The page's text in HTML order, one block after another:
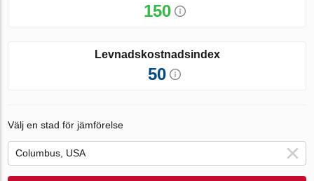
150
Levnadskostnadsindex
50
Välj en stad för jämförelse